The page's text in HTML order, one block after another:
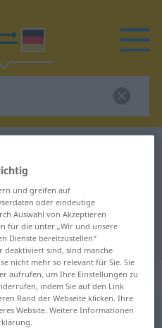
Übersetzung für
transitivo
und greifen auf
oder eindeutige
Auswahl von Akzeptieren
für die unter „Wir und unsere
Dienste bereitzustellen“
deaktiviert sind, sind manche
nicht mehr so relevant für Sie. Sie
aufrufen, um Ihre Einstellungen zu
indem Sie auf den Link
Rand der Webseite klicken. Ihre
Website. Weitere Informationen